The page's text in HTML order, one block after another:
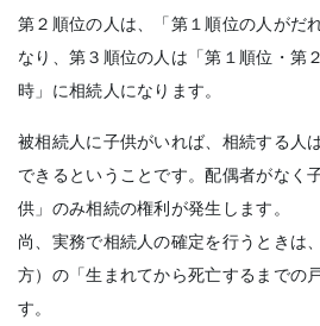
第２順位の人は、「第１順位の人がだ
なり、第３順位の人は「第１順位・第
時」に相続人になります。
被相続人に子供がいれば、相続する人
できるということです。配偶者がなく
供」のみ相続の権利が発生します。
尚、実務で相続人の確定を行うときは
方）の「生まれてから死亡するまでの
す。